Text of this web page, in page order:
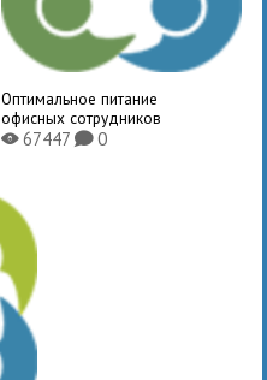
Оптимальное питание
офисных сотрудников
X67447 K0